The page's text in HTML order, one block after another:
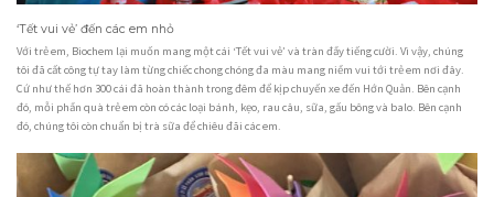
‘Tết vui vẻ’ đến các em nhỏ
Với trẻ em, Biochem lại muốn mang một cái ‘Tết vui vẻ’ và tràn đầy tiếng cười. Vì vậy, chúng
tôi đã cất công tự tay làm từng chiếc chong chóng đa màu mang niềm vui tới trẻ em nơi đây.
Cứ như thế hơn 300 cái đã hoàn thành trong đêm để kịp chuyến xe đến Hớn Quản. Bên cạnh
đó, mỗi phần quà trẻ em còn có các loại bánh, kẹo, rau câu, sữa, gấu bông và balo. Bên cạnh
đó, chúng tôi còn chuẩn bị trà sữa để chiêu đãi các em.